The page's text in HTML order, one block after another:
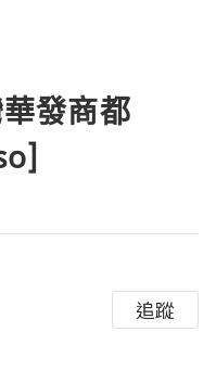
發商都
追蹤